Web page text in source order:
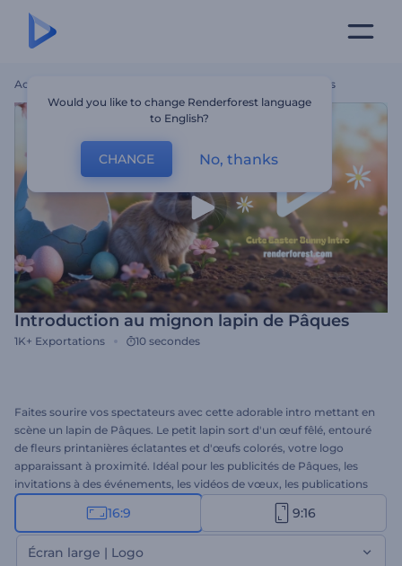
Accueil Introduction Au Mignon Lapin De Pâques
Introduction au mignon lapin de Pâques
1K+ Exportations 10 secondes
Faites sourire vos spectateurs avec cette adorable intro mettant en
scène un lapin de Pâques. Le petit lapin sort d'un œuf fêlé, entouré
de fleurs printanières éclatantes et d'œufs colorés, votre logo
apparaissant à proximité. Idéal pour les publicités de Pâques, les
invitations à des événements, les vidéos de vœux, les publications
sur les réseaux sociaux, les promotions saisonnières et bien plus
encore. Personnalisez-la en quelques secondes en ajoutant votre
logo, votre message de Pâques, votre slogan et votre musique de
fond. Créez-la dès maintenant et accueillez Pâques avec cette
16:9 9:16
Écran large | Logo
Would you like to change Renderforest language
to English?
CHANGE No, thanks